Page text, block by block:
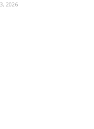
2026